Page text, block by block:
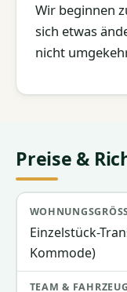
Wir beginnen
sich etwas
nicht
Preise &
Wohnungsgröße
Einzelstück-
Kommode)